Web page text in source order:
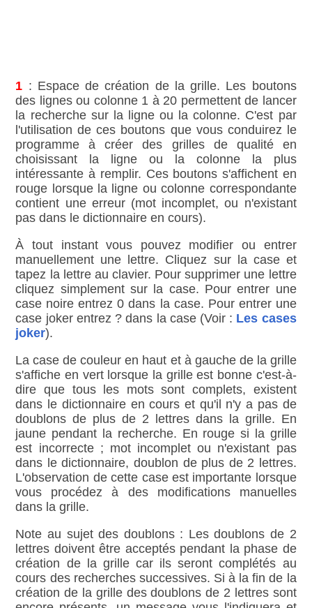
1 : Espace de création de la grille. Les boutons
des lignes ou colonne 1 à 20 permettent de lancer
la recherche sur la ligne ou la colonne. C'est par
l'utilisation de ces boutons que vous conduirez le
programme à créer des grilles de qualité en
choisissant la ligne ou la colonne la plus
intéressante à remplir. Ces boutons s'affichent en
rouge lorsque la ligne ou colonne correspondante
contient une erreur (mot incomplet, ou n'existant
pas dans le dictionnaire en cours).
À tout instant vous pouvez modifier ou entrer
manuellement une lettre. Cliquez sur la case et
tapez la lettre au clavier. Pour supprimer une lettre
cliquez simplement sur la case. Pour entrer une
case noire entrez 0 dans la case. Pour entrer une
case joker entrez ? dans la case (Voir : Les cases
joker).
La case de couleur en haut et à gauche de la grille
s'affiche en vert lorsque la grille est bonne c'est-à-
dire que tous les mots sont complets, existent
dans le dictionnaire en cours et qu'il n'y a pas de
doublons de plus de 2 lettres dans la grille. En
jaune pendant la recherche. En rouge si la grille
est incorrecte ; mot incomplet ou n'existant pas
dans le dictionnaire, doublon de plus de 2 lettres.
L'observation de cette case est importante lorsque
vous procédez à des modifications manuelles
dans la grille.
Note au sujet des doublons : Les doublons de 2
lettres doivent être acceptés pendant la phase de
création de la grille car ils seront complétés au
cours des recherches successives. Si à la fin de la
création de la grille des doublons de 2 lettres sont